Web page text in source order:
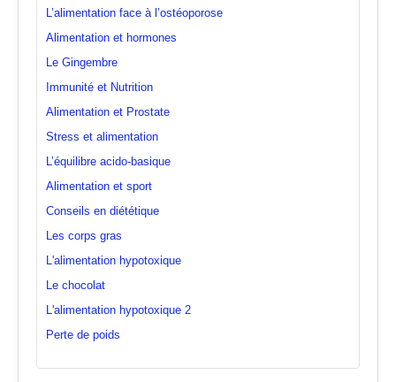
L’alimentation face à l’ostéoporose
Alimentation et hormones
Le Gingembre
Immunité et Nutrition
Alimentation et Prostate
Stress et alimentation
L’équilibre acido-basique
Alimentation et sport
Conseils en diététique
Les corps gras
L'alimentation hypotoxique
Le chocolat
L'alimentation hypotoxique 2
Perte de poids